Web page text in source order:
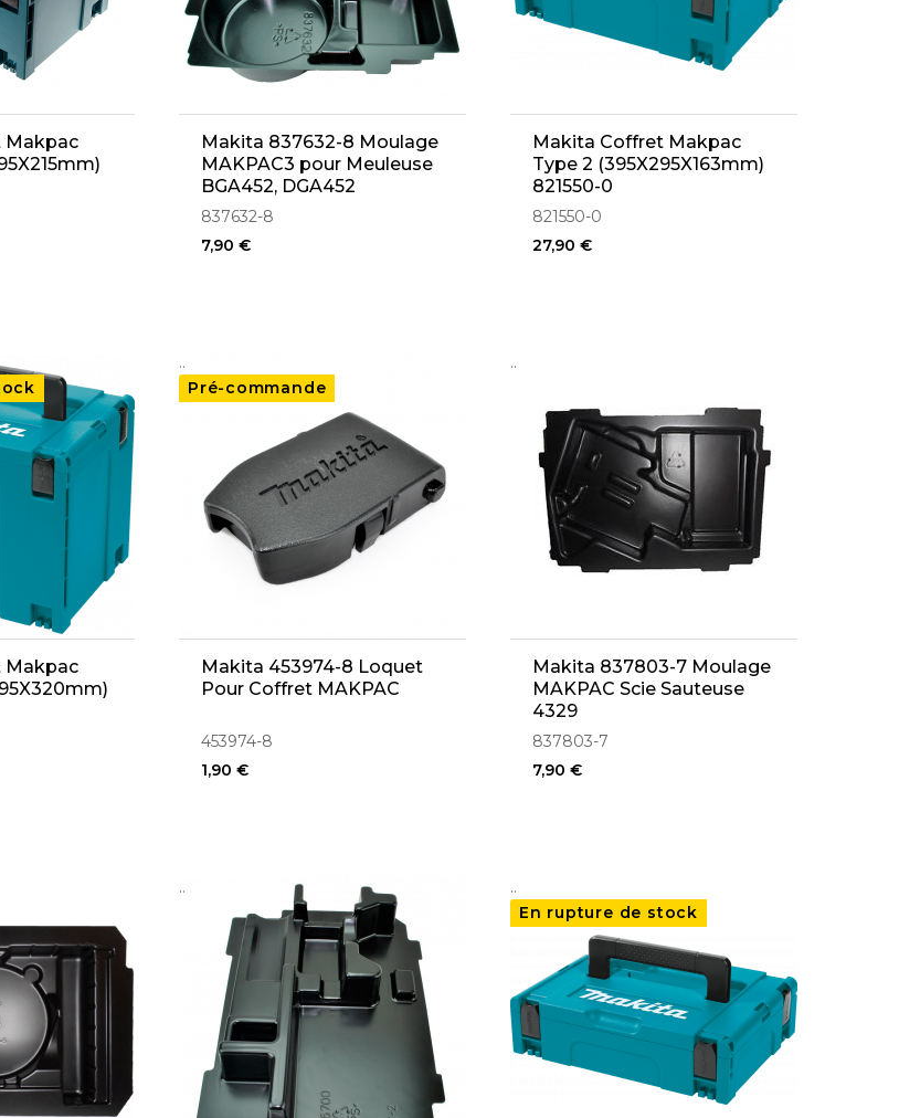
Makpac
Makita 837632-8 Moulage
MAKPAC3 pour Meuleuse
BGA452, DGA452
837632-8
7,90 €
Makita Coffret Makpac
Type 2 (395X295X163mm)
821550-0
821550-0
27,90 €
Makpac
..
Pré-commande
Makita 453974-8 Loquet
Pour Coffret MAKPAC
453974-8
1,90 €
..
Makita 837803-7 Moulage
MAKPAC Scie Sauteuse
4329
837803-7
7,90 €
..
..
En rupture de stock